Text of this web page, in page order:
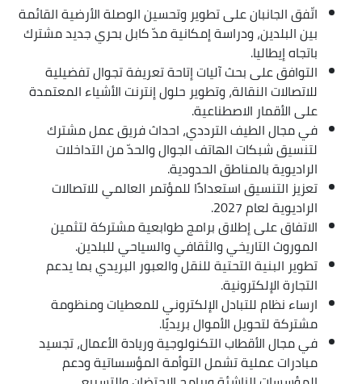
اتّفق الجانبان على تطوير وتحسين الوصلة الأرضية القائمة
بين البلدين، ودراسة إمكانية مدّ كابل بحري جديد مشترك
باتجاه إيطاليا.
التوافق على بحث آليات إتاحة تعريفة تجوال تفضيلية
للاتصالات النقالة، وتطوير حلول إنترنت الأشياء المعتمدة
على الأقمار الاصطناعية.
في مجال الطيف الترددي، احداث فريق عمل مشترك
لتنسيق شبكات الهاتف الجوال والحدّ من التداخلات
الراديوية بالمناطق الحدودية.
تعزيز التنسيق استعدادًا للمؤتمر العالمي للاتصالات
الراديوية لعام 2027.
الاتفاق على إطلاق برامج طوابعية مشتركة لتثمين
الموروث التاريخي والثقافي والسياحي للبلدين.
تطوير البنية التحتية للنقل والعبور البريدي بما يدعم
التجارة الإلكترونية.
ارساء نظام للتبادل الإلكتروني للمعطيات ومنظومة
مشتركة لتحويل الأموال بريديًا.
في مجال الأقطاب التكنولوجية وريادة الأعمال، تجسيد
مبادرات عملية تشمل التوأمة المؤسساتية ودعم